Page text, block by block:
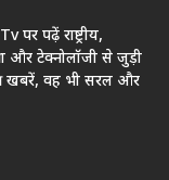
पर पढ़ें राष्ट्रीय,
और टेक्नोलॉजी से जुड़ी
खबरें, वह भी सरल और